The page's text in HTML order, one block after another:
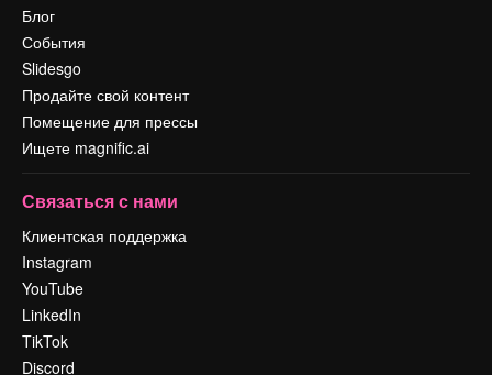
Блог
События
Slidesgo
Продайте свой контент
Помещение для прессы
Ищете magnific.ai
Связаться с нами
Клиентская поддержка
Instagram
YouTube
LinkedIn
TikTok
Discord